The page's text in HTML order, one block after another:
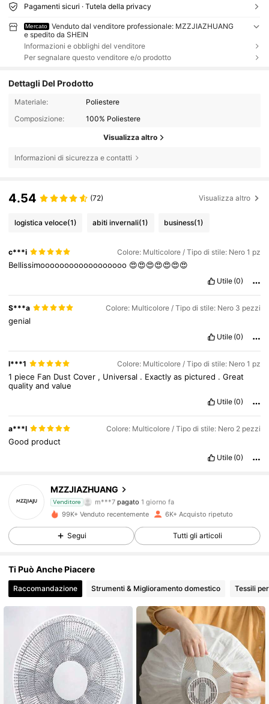
Pagamenti sicuri · Tutela della privacy
Mercato
Venduto dal venditore professionale: MZZJIAZHUANG
e spedito da SHEIN
Informazioni e obblighi del venditore
Per segnalare questo venditore e/o prodotto
Dettagli Del Prodotto
Materiale:
Poliestere
Composizione:
100% Poliestere
Visualizza altro
Informazioni di sicurezza e contatti
4.54 (72) Visualizza altro
logistica veloce(1) abiti invernali(1) business(1)
c***i Colore: Multicolore / Tipo di stile: Nero 1 pz
Bellissimoooooooooooooooooo 😍😍😍😍😍😍😍
Utile (0)
S***a Colore: Multicolore / Tipo di stile: Nero 3 pezzi
genial
Utile (0)
l***1 Colore: Multicolore / Tipo di stile: Nero 1 pz
1 piece Fan DustCover , Universal . Exactlyas pictured .Great
qualityandvalue
Utile (0)
a***l Colore: Multicolore / Tipo di stile: Nero 2 pezzi
Good product
Utile (0)
MZZJIAZHUANG
Venditore
4.68
841 Follower
m***7 pagato 1 giorno fa
841 Follower
4.68
841 Follower
4.68 841 Follower
4.68 841 Follower
99K+ Venduto recentemente 6K+ Acquisto ripetuto
Segui Tutti gli articoli
Ti Può Anche Piacere
Raccomandazione Strumenti & Miglioramento domestico Tessili